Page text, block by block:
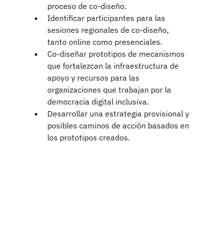
proceso de co-diseño.
Identificar participantes para las
sesiones regionales de co-diseño,
tanto online como presenciales.
Co-diseñar prototipos de mecanismos
que fortalezcan la infraestructura de
apoyo y recursos para las
organizaciones que trabajan por la
democracia digital inclusiva.
Desarrollar una estrategia provisional y
posibles caminos de acción basados en
los prototipos creados.